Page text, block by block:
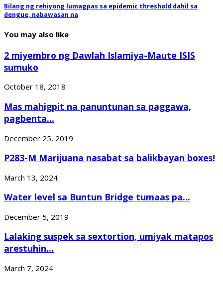
Bilang ng rehiyong lumagpas sa epidemic threshold dahil sa
dengue, nabawasan na
You may also like
2 miyembro ng Dawlah Islamiya-Maute ISIS
sumuko
October 18, 2018
Mas mahigpit na panuntunan sa paggawa,
pagbenta...
December 25, 2019
P283-M Marijuana nasabat sa balikbayan boxes!
March 13, 2024
Water level sa Buntun Bridge tumaas pa...
December 5, 2019
Lalaking suspek sa sextortion, umiyak matapos
arestuhin...
March 7, 2024